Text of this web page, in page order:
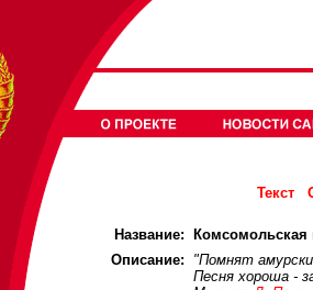
Текст
Название:
Комсомольская
Описание:
"Помнят
Песня хороша -